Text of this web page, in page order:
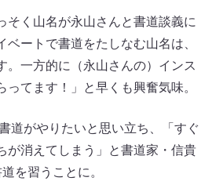
そく山名が永山さんと書道談義に
ートで書道をたしなむ山名は、
。一方的に（永山さんの）インス
ってます！」と早くも興奮気味。
道がやりたいと思い立ち、「すぐ
が消えてしまう」と書道家・信貴
を習うことに。